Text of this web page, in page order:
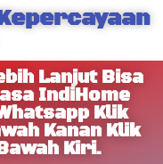
Lanjut Bisa
IndiHome
Klik
Kanan Klik
Kiri.